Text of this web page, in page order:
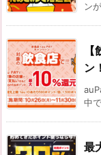
ン
ン！
中
最